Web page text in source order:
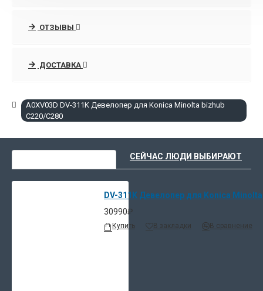
производства с завода из Японии.
магазине расходных материалов и опций
ОТЗЫВЫ
ДОСТАВКА
A0XV03D DV-311K Девелопер для Konica Minolta bizhub
C220/C280
СЕЙЧАС ЛЮДИ ВЫБИРАЮТ
DV-311K Девелопер для Konica
30990₽
Купить В закладки В сравнение